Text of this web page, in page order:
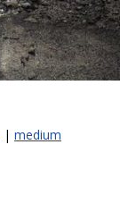
| medium